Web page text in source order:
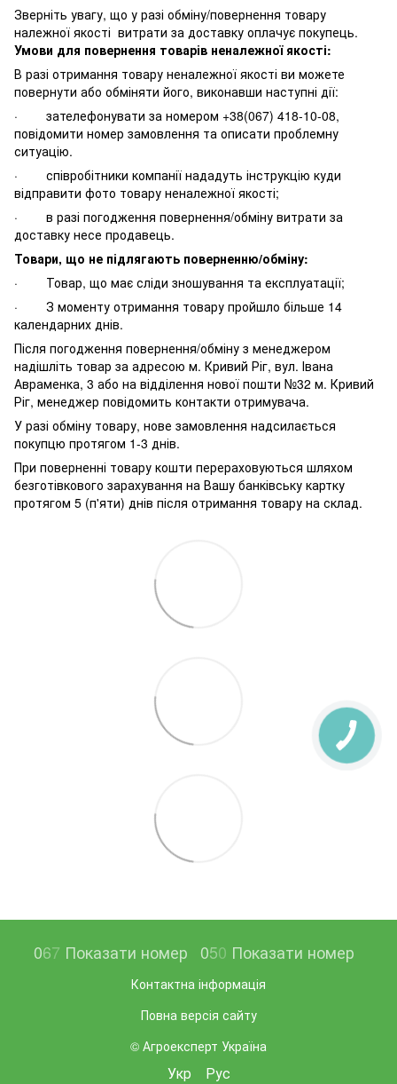
Зверніть увагу, що у разі обміну/повернення товару
належної якості витрати за доставку оплачує покупець.
Умови для повернення товарів неналежної якості:
В разі отримання товару неналежної якості ви можете
повернути або обміняти його, виконавши наступні дії:
· зателефонувати за номером +38(067) 418-10-08,
повідомити номер замовлення та описати проблемну
ситуацію.
· співробітники компанії нададуть інструкцію куди
відправити фото товару неналежної якості;
· в разі погодження повернення/обміну витрати за
доставку несе продавець.
Товари, що не підлягають поверненню/обміну:
· Товар, що має сліди зношування та експлуатації;
· З моменту отримання товару пройшло більше 14
календарних днів.
Після погодження повернення/обміну з менеджером
надішліть товар за адресою м. Кривий Ріг, вул. Івана
Авраменка, 3 або на відділення нової пошти №32 м. Кривий
Ріг, менеджер повідомить контакти отримувача.
У разі обміну товару, нове замовлення надсилається
покупцю протягом 1-3 днів.
При поверненні товару кошти перераховуються шляхом
безготівкового зарахування на Вашу банківську картку
протягом 5 (п'яти) днів після отримання товару на склад.
067 Показати номер 050 Показати номер
Контактна інформація
Повна версія сайту
© Агроексперт Україна
Укр Рус